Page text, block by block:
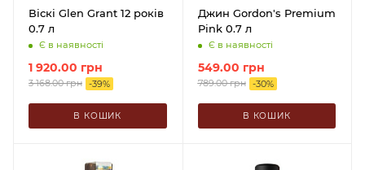
Віскі Glen Grant 12 років
0.7 л
Є в наявності
1 920.00 грн
3 168.00грн -39%
В КОШИК
Джин Gordon's Premium
Pink 0.7 л
Є в наявності
549.00 грн
789.00грн -30%
В КОШИК